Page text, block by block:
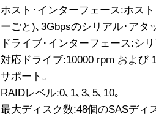
ホスト･インターフェース:ホス
ーごと)､3Gbpsのシリアル･アタ
ドライブ･インターフェース:シ
対応ドライブ:10000 rpm および
サポート｡
RAIDレベル:0､1､3､5､10｡
最大ディスク数:48個のSASディ